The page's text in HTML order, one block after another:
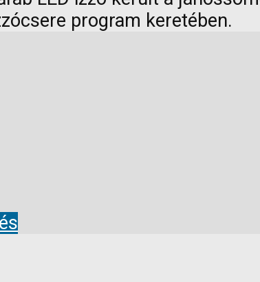
program keretében.